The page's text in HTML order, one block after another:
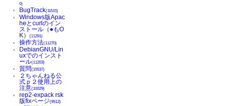
0)
BugTrack(11515)
Windows版Apac
heとcurlのイン
ストール（●もO
K）(11291)
操作方法(11270)
DebianGNU/Lin
uxでのインスト
ール(11203)
質問(10537)
２ちゃんねる公
式ｐ２使用上の
注意(10029)
rep2-expack rsk
版fixページ(9512)